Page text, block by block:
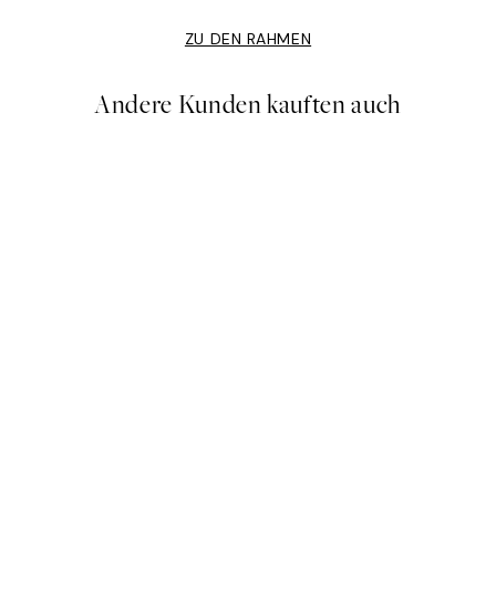
ZU DEN RAHMEN
Andere Kunden kauften auch